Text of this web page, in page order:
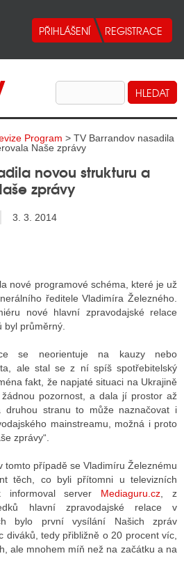
Program > TV Barrandov nasadila
Naše zprávy
novou strukturu a
zprávy
3. 3. 2014
nové programové schéma, které je už
ředitele Vladimíra Železného.
nové hlavní zpravodajské relace
byl průměrný.
se neorientuje na kauzy nebo
ale stal se z ní spíš spotřebitelský
fakt, že napjaté situaci na Ukrajině
pozornost, a dala jí prostor až
stranu to může naznačovat i
mainstreamu, možná i proto
zprávy“.
tomto případě se Vladimíru Železnému
těch, co byli přítomni u televizních
informoval server Mediaguru.cz , z
hlavní zpravodajské relace v
bylo první vysílání Našich zpráv
diváků, tedy přibližně o 20 procent víc,
ale mnohem míň než na začátku a na